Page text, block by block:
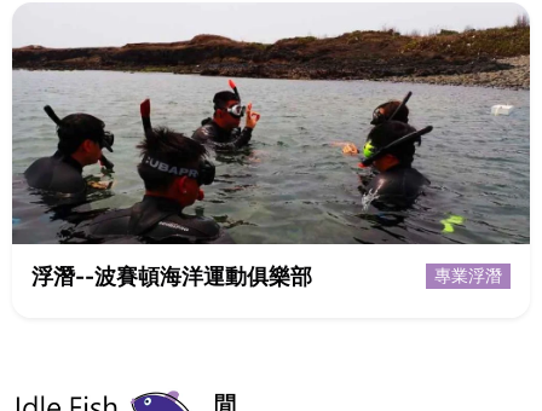
浮潛--波賽頓海洋運動俱樂部 專業浮潛